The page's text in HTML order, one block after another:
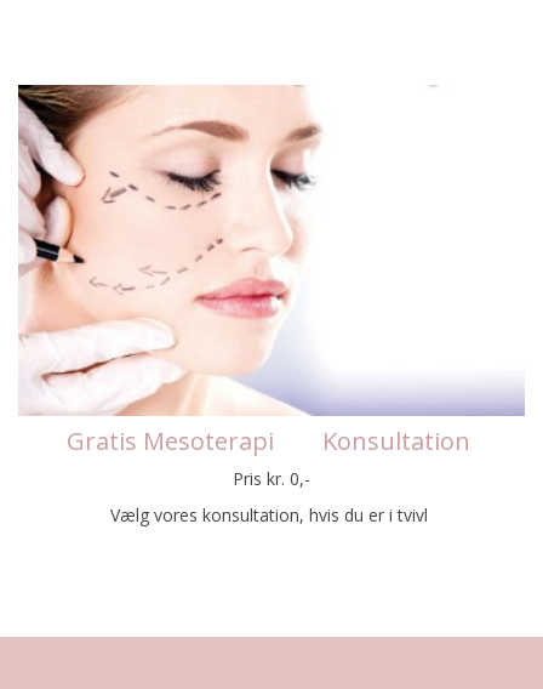
Gratis Mesoterapi Konsultation
Pris kr. 0,-
Vælg vores konsultation, hvis du er i tvivl